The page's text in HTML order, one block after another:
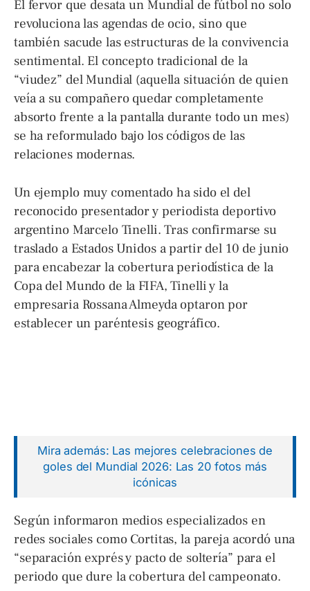
El fervor que desata un Mundial de fútbol no solo
revoluciona las agendas de ocio, sino que
también sacude las estructuras de la convivencia
sentimental. El concepto tradicional de la
“viudez” del Mundial (aquella situación de quien
veía a su compañero quedar completamente
absorto frente a la pantalla durante todo un mes)
se ha reformulado bajo los códigos de las
relaciones modernas.
Un ejemplo muy comentado ha sido el del
reconocido presentador y periodista deportivo
argentino Marcelo Tinelli. Tras confirmarse su
traslado a Estados Unidos a partir del 10 de junio
para encabezar la cobertura periodística de la
Copa del Mundo de la FIFA, Tinelli y la
empresaria Rossana Almeyda optaron por
establecer un paréntesis geográfico.
Mira además: Las mejores celebraciones de
goles del Mundial 2026: Las 20 fotos más
icónicas
Según informaron medios especializados en
redes sociales como Cortitas, la pareja acordó una
“separación exprés y pacto de soltería” para el
periodo que dure la cobertura del campeonato.